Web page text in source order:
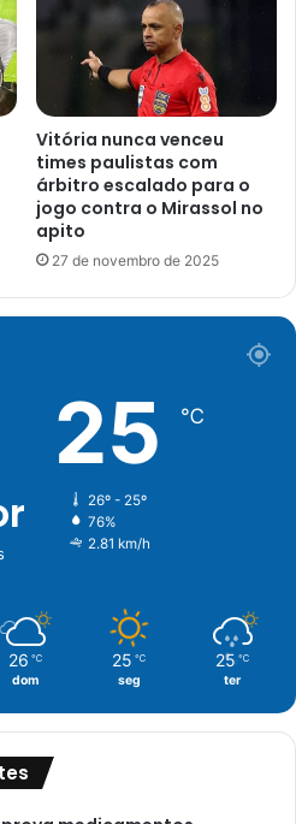
Vitória nunca venceu
times paulistas com
árbitro escalado para o
jogo contra o Mirassol no
apito
27 de novembro de 2025
25 ℃
26º - 25º
76%
2.81 km/h
26 ℃
dom
25 ℃
seg
25 ℃
ter